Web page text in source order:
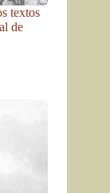
textos
de